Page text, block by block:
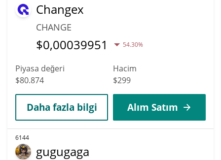
Changex
CHANGE
$0,00039951 54.30%
Piyasa değeri
$80.874
Hacim
$299
Daha fazla bilgi Alım Satım
6144
gugugaga